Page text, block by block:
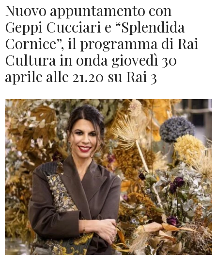
Nuovo appuntamento con
Geppi Cucciari e “Splendida
Cornice”, il programma di Rai
Cultura in onda giovedì 30
aprile alle 21.20 su Rai 3